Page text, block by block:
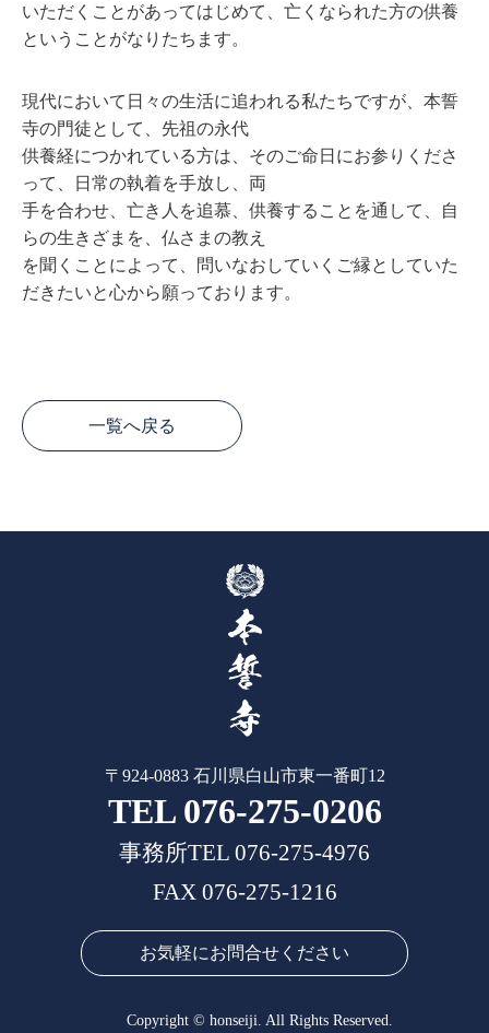
いただくことがあってはじめて、亡くなられた⽅の供養
ということがなりたちます。
現代において⽇々の⽣活に追われる私たちですが、本誓
寺の⾨徒として、先祖の永代
供養経につかれている⽅は、そのご命⽇にお参りくださ
って、⽇常の執着を⼿放し、両
⼿を合わせ、亡き⼈を追慕、供養することを通して、⾃
らの⽣きざまを、仏さまの教え
を聞くことによって、問いなおしていくご縁としていた
だきたいと⼼から願っております。
一覧へ戻る
〒924-0883 石川県白山市東一番町12
TEL 076-275-0206
事務所TEL 076-275-4976
FAX 076-275-1216
お気軽にお問合せください
Copyright © honseiji. All Rights Reserved.